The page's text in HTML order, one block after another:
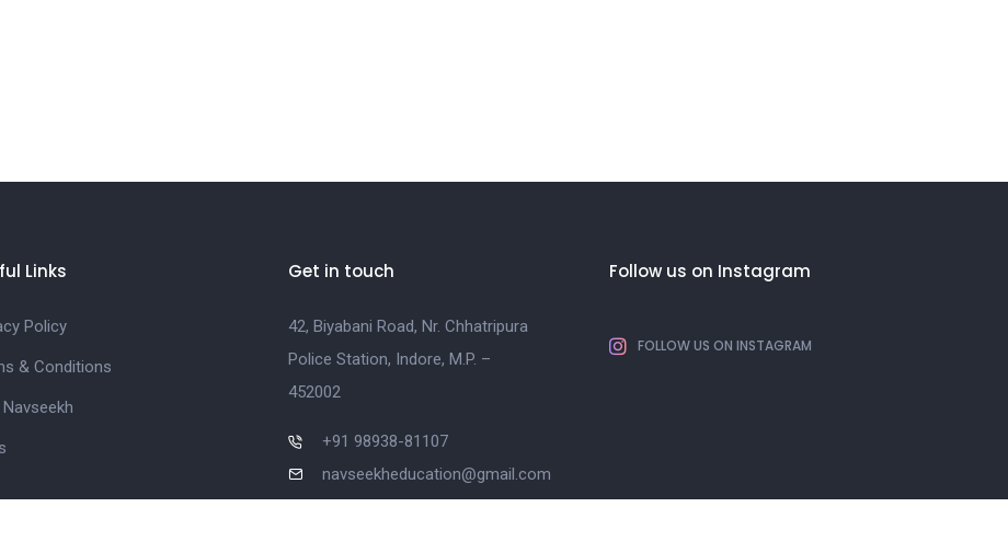
Links
Policy
& Conditions
Get in touch
42, Biyabani Road, Nr. Chhatripura
Police Station, Indore, M.P. –
452002
+91 98938-81107
navseekheducation@gmail.com
Follow us on Instagram
FOLLOW US ON INSTAGRAM